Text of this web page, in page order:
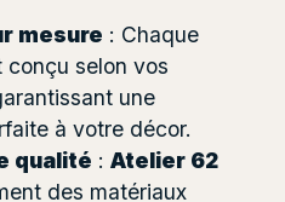
mesure : Chaque
conçu selon vos
une
à votre décor.
qualité : Atelier 62
des matériaux